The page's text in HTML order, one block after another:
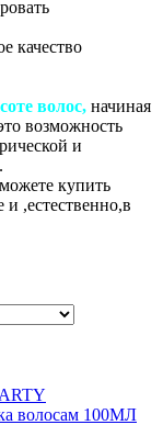
качество
волос, начиная
возможность
и
купить
,естественно,в